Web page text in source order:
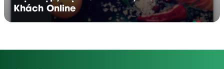
Khách Online